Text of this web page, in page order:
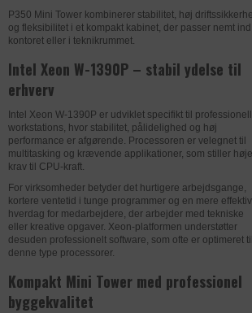
Hjemmesiden kan ikke
ordentligt uden disse
MICROSOFT
Formål
Understøtter integrationen
tredjeparts platform på
Privatlivspolitikhttps://
Udløb Session
Navn ASP.NET_SessionId
STATISTIK
Statistik-cookies hjælper
uniplus.dk. De bruges til
oplysninger om trafikken
giver os mulighed for at
anonymiseres og kan
tilbage til den enkelte
DATABEHANDLER
GOOGLE
Formål
Anvendes til indsamling
adfærd på websitet,
MARKETING
Marketing-cookies bruges
websites.
Vi bruger dem til at vise
P350 Mini Tower kombinerer stabilitet, høj
og fleksibilitet i et kompakt kabinet, der passer nemt
kontoret eller i teknikrummet.
Intel Xeon W-1390P – stabil ydelse til
erhverv
Intel Xeon W-1390P er udviklet specifikt til
workstations, hvor stabilitet, pålidelighed og høj
performance er afgørende. Processoren er velegnet til
multitasking og krævende applikationer, som stiller høje
krav til CPU-kraft.
For virksomheder betyder det hurtigere arbejdsgange,
kortere ventetid i tunge programmer og en mere effektiv
hverdag for medarbejdere, der arbejder med tekniske
eller kreative opgaver. Xeon-platformen understøtter
desuden professionelt software, som ofte er optimeret til
denne type processorer.
Kompakt Mini Tower med professionel
byggekvalitet